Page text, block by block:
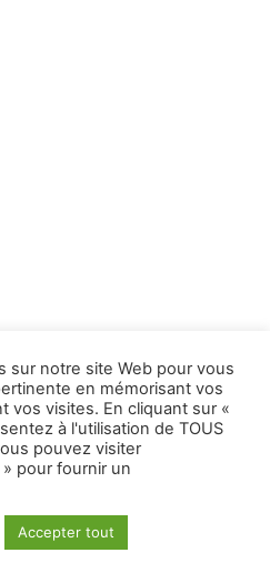
sur notre site Web pour vous
en mémorisant vos
vos visites. En cliquant sur «
à l'utilisation de TOUS
pouvez visiter
pour fournir un
Accepter tout